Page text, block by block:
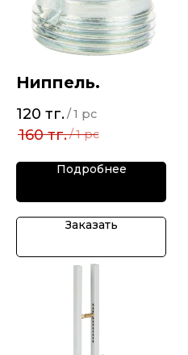
Ниппель.
120 тг./1 pc
160 тг./1 pc
Подробнее
Заказать